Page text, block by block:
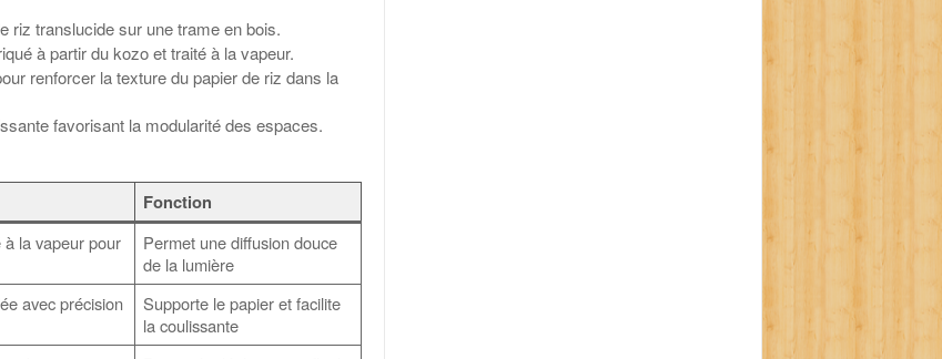
riz translucide sur une trame en bois.
à partir du kozo et traité à la vapeur.
renforcer la texture du papier de riz dans la
favorisant la modularité des espaces.
Fonction
à la vapeur pour
Permet une diffusion douce
de la lumière
avec précision
Supporte le papier et facilite
la coulissante